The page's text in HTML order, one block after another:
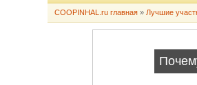
COOPINHAL.ru главная » Лучшие